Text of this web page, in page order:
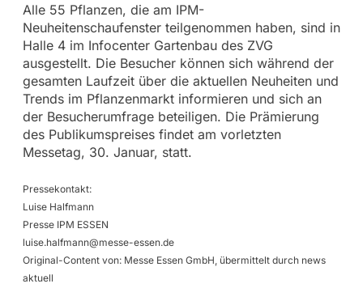
Alle 55 Pflanzen, die am IPM-
Neuheitenschaufenster teilgenommen haben, sind in
Halle 4 im Infocenter Gartenbau des ZVG
ausgestellt. Die Besucher können sich während der
gesamten Laufzeit über die aktuellen Neuheiten und
Trends im Pflanzenmarkt informieren und sich an
der Besucherumfrage beteiligen. Die Prämierung
des Publikumspreises findet am vorletzten
Messetag, 30. Januar, statt.
Pressekontakt:
Luise Halfmann
Presse IPM ESSEN
luise.halfmann@messe-essen.de
Original-Content von: Messe Essen GmbH, übermittelt durch news
aktuell